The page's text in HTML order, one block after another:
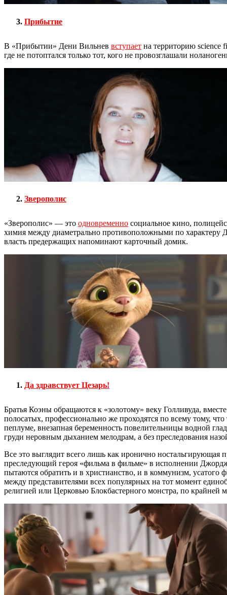
Прибытие
В «Прибытии» Дени Вильнев вступает на территорию science
где не потоптался только тот, кого не провозглашали
Зверополис
«Зверополис» — это одновременно социальное кино,
химия между диаметрально противоположными по характеру
власть предержащих напоминают карточный домик.
Да здравствует Цезарь!
Братья Коэны обращаются к «золотому» веку Голливуда,
полосатых, профессионально же проходятся по всему тому,
пеплуме, внезапная беременность повелительницы водной
груди неровным дыханием мелодрам, а без преследования
Все это выглядит всего лишь как иронично ностальгирующая
преследующий героя «фильма в фильме» в исполнении
пытаются обратить и в христианство, и в коммунизм,
между представителями всех популярных на тот момент
религией или Церковью Блокбастерного монстра, по крайней